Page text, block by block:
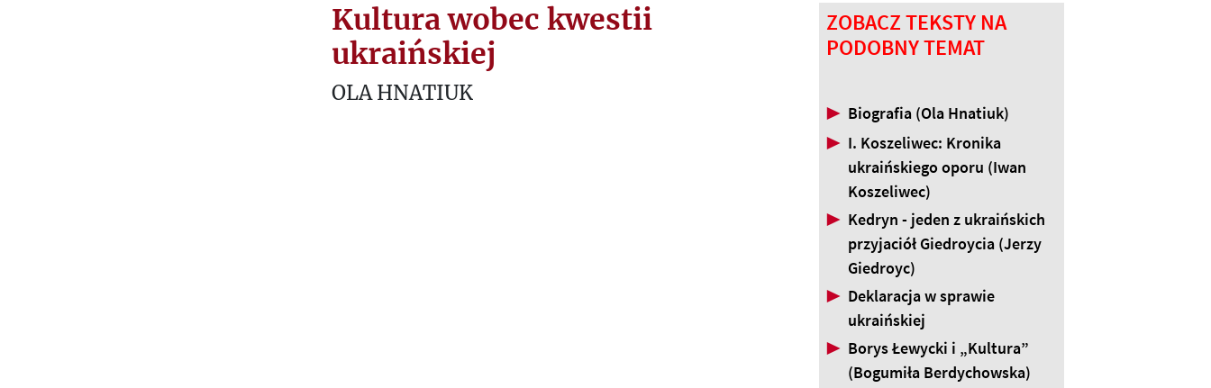
Kultura wobec kwestii
ukraińskiej
OLA HNATIUK
ZOBACZ TEKSTY NA
PODOBNY TEMAT
▶ Biografia (Ola Hnatiuk)
▶ I. Koszeliwec: Kronika
ukraińskiego oporu (Iwan
Koszeliwec)
▶ Kedryn - jeden z ukraińskich
przyjaciół Giedroycia (Jerzy
Giedroyc)
▶ Deklaracja w sprawie
ukraińskiej
▶ Borys Łewycki i „Kultura”
(Bogumiła Berdychowska)